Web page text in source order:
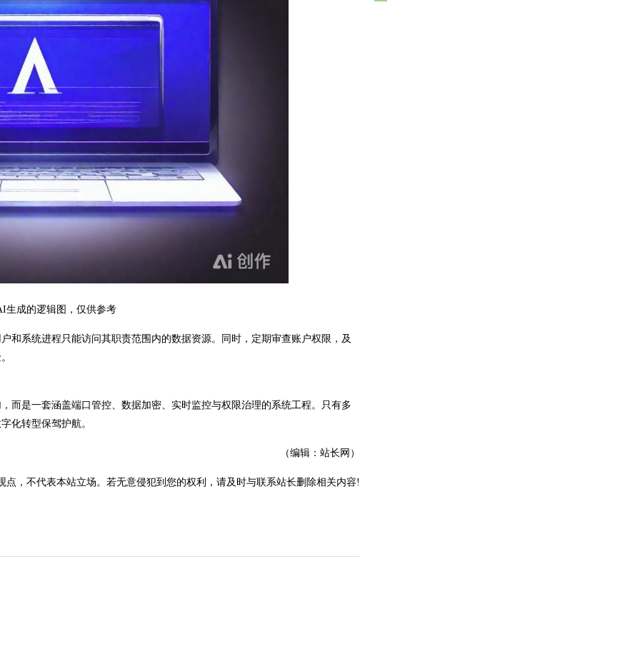
生成的逻辑图，仅供参考
系统进程只能访问其职责范围内的数据资源。同时，定期审查账户权限，及
是一套涵盖端口管控、数据加密、实时监控与权限治理的系统工程。只有多
化转型保驾护航。
（编辑：站长网）
，不代表本站立场。若无意侵犯到您的权利，请及时与联系站长删除相关内容!